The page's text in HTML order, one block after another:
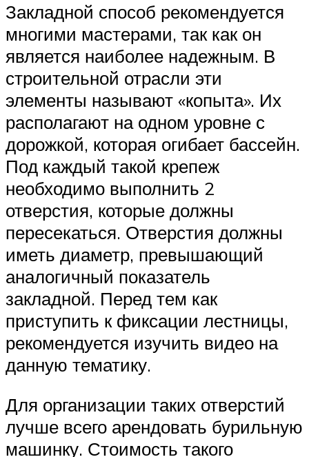
Закладной способ рекомендуется
многими мастерами, так как он
является наиболее надежным. В
строительной отрасли эти
элементы называют «копыта». Их
располагают на одном уровне с
дорожкой, которая огибает бассейн.
Под каждый такой крепеж
необходимо выполнить 2
отверстия, которые должны
пересекаться. Отверстия должны
иметь диаметр, превышающий
аналогичный показатель
закладной. Перед тем как
приступить к фиксации лестницы,
рекомендуется изучить видео на
данную тематику.
Для организации таких отверстий
лучше всего арендовать бурильную
машинку. Стоимость такого